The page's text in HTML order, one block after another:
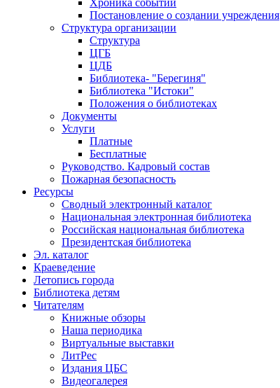
Хроника событий
Постановление о создании учреждения
Структура организации
Структура
ЦГБ
ЦДБ
Библиотека- "Берегиня"
Библиотека "Истоки"
Положения о библиотеках
Документы
Услуги
Платные
Бесплатные
Руководство. Кадровый состав
Пожарная безопасность
Ресурсы
Сводный электронный каталог
Национальная электронная библиотека
Российская национальная библиотека
Президентская библиотека
Эл. каталог
Краеведение
Летопись города
Библиотека детям
Читателям
Книжные обзоры
Наша периодика
Виртуальные выставки
ЛитРес
Издания ЦБС
Видеогалерея